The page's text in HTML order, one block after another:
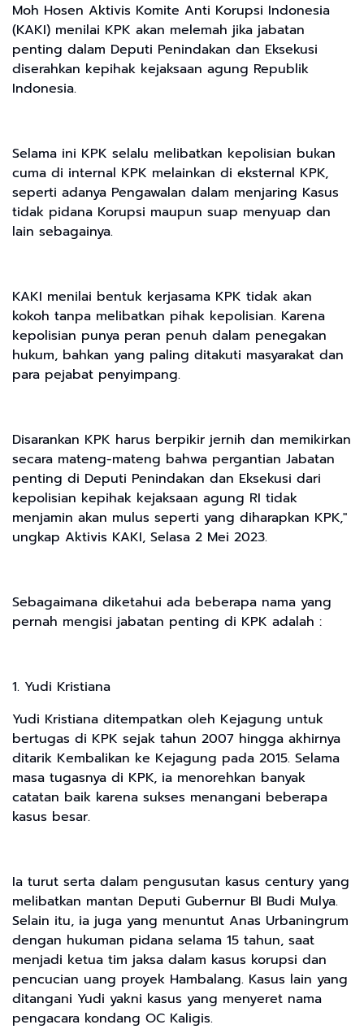
Moh Hosen Aktivis Komite Anti Korupsi Indonesia
(KAKI) menilai KPK akan melemah jika jabatan
penting dalam Deputi Penindakan dan Eksekusi
diserahkan kepihak kejaksaan agung Republik
Indonesia.
Selama ini KPK selalu melibatkan kepolisian bukan
cuma di internal KPK melainkan di eksternal KPK,
seperti adanya Pengawalan dalam menjaring Kasus
tidak pidana Korupsi maupun suap menyuap dan
lain sebagainya.
KAKI menilai bentuk kerjasama KPK tidak akan
kokoh tanpa melibatkan pihak kepolisian. Karena
kepolisian punya peran penuh dalam penegakan
hukum, bahkan yang paling ditakuti masyarakat dan
para pejabat penyimpang.
Disarankan KPK harus berpikir jernih dan memikirkan
secara mateng-mateng bahwa pergantian Jabatan
penting di Deputi Penindakan dan Eksekusi dari
kepolisian kepihak kejaksaan agung RI tidak
menjamin akan mulus seperti yang diharapkan KPK,"
ungkap Aktivis KAKI, Selasa 2 Mei 2023.
Sebagaimana diketahui ada beberapa nama yang
pernah mengisi jabatan penting di KPK adalah :
1. Yudi Kristiana
Yudi Kristiana ditempatkan oleh Kejagung untuk
bertugas di KPK sejak tahun 2007 hingga akhirnya
ditarik Kembalikan ke Kejagung pada 2015. Selama
masa tugasnya di KPK, ia menorehkan banyak
catatan baik karena sukses menangani beberapa
kasus besar.
Ia turut serta dalam pengusutan kasus century yang
melibatkan mantan Deputi Gubernur BI Budi Mulya.
Selain itu, ia juga yang menuntut Anas Urbaningrum
dengan hukuman pidana selama 15 tahun, saat
menjadi ketua tim jaksa dalam kasus korupsi dan
pencucian uang proyek Hambalang. Kasus lain yang
ditangani Yudi yakni kasus yang menyeret nama
pengacara kondang OC Kaligis.